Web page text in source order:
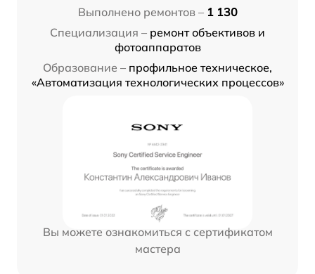
Выполнено ремонтов – 1 130
Специализация – ремонт объективов и
фотоаппаратов
Образование – профильное техническое,
«Автоматизация технологических процессов»
Вы можете ознакомиться с сертификатом
мастера